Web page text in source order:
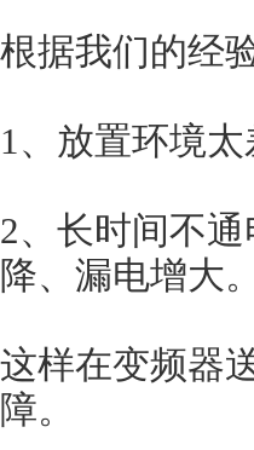
根据我们的经
1、放置环境
2、长时间不
降、漏电增大。
这样在变频器
障。